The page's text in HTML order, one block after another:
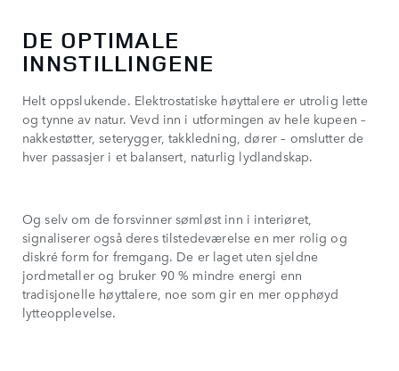
DE OPTIMALE
INNSTILLINGENE
Helt oppslukende. Elektrostatiske høyttalere er utrolig lette
og tynne av natur. Vevd inn i utformingen av hele kupeen –
nakkestøtter, seterygger, takkledning, dører – omslutter de
hver passasjer i et balansert, naturlig lydlandskap.
Og selv om de forsvinner sømløst inn i interiøret,
signaliserer også deres tilstedeværelse en mer rolig og
diskré form for fremgang. De er laget uten sjeldne
jordmetaller og bruker 90 % mindre energi enn
tradisjonelle høyttalere, noe som gir en mer opphøyd
lytteopplevelse.